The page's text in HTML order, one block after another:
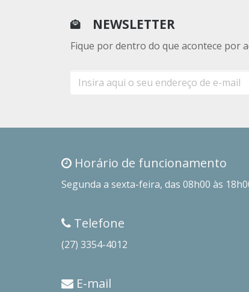
NEWSLETTER
Fique por dentro do que acontece por
mail
Horário de funcionamento
Segunda a sexta-feira, das 08h00 às
Telefone
(27) 3354-4012
E-mail